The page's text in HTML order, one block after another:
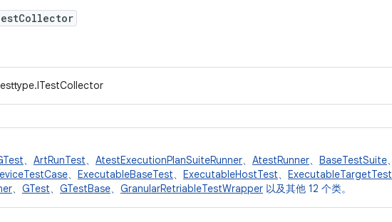
、 ArtRunTest、 AtestExecutionPlanSuiteRunner、 AtestRunner、 BaseTestSuite、
、 ExecutableBaseTest、 ExecutableHostTest、 ExecutableTargetTest
、 GTest、 GTestBase、 GranularRetriableTestWrapper 以及其他 12 个类。